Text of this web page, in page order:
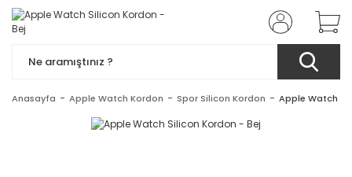
Anasayfa Apple Watch Kordon Spor Silicon Kordon Apple Watch